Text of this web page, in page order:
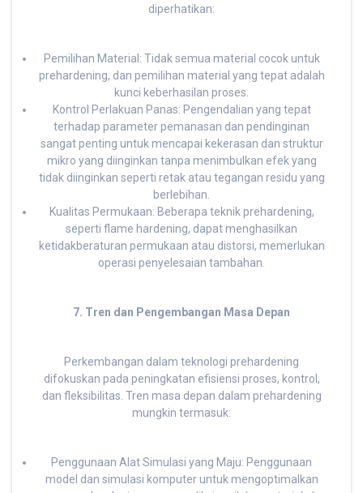
diperhatikan:
Pemilihan Material: Tidak semua material cocok untuk
prehardening, dan pemilihan material yang tepat adalah
kunci keberhasilan proses.
Kontrol Perlakuan Panas: Pengendalian yang tepat
terhadap parameter pemanasan dan pendinginan
sangat penting untuk mencapai kekerasan dan struktur
mikro yang diinginkan tanpa menimbulkan efek yang
tidak diinginkan seperti retak atau tegangan residu yang
berlebihan.
Kualitas Permukaan: Beberapa teknik prehardening,
seperti flame hardening, dapat menghasilkan
ketidakberaturan permukaan atau distorsi, memerlukan
operasi penyelesaian tambahan.
7. Tren dan Pengembangan Masa Depan
Perkembangan dalam teknologi prehardening
difokuskan pada peningkatan efisiensi proses, kontrol,
dan fleksibilitas. Tren masa depan dalam prehardening
mungkin termasuk:
Penggunaan Alat Simulasi yang Maju: Penggunaan
model dan simulasi komputer untuk mengoptimalkan